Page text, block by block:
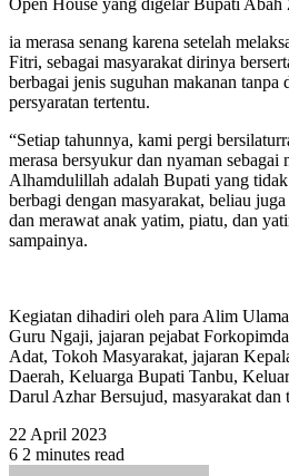
ia merasa senang karena setelah
Fitri, sebagai masyarakat dirinya
berbagai jenis suguhan makanan tanpa
persyaratan tertentu.
“Setiap tahunnya, kami pergi
merasa bersyukur dan nyaman sebagai
Alhamdulillah adalah Bupati yang
berbagi dengan masyarakat, beliau
dan merawat anak yatim, piatu, dan
sampainya.
Kegiatan dihadiri oleh para Alim
Guru Ngaji, jajaran pejabat
Adat, Tokoh Masyarakat, jajaran
Daerah, Keluarga Bupati Tanbu,
Darul Azhar Bersujud, masyarakat dan
22 April 2023
6 2 minutes read